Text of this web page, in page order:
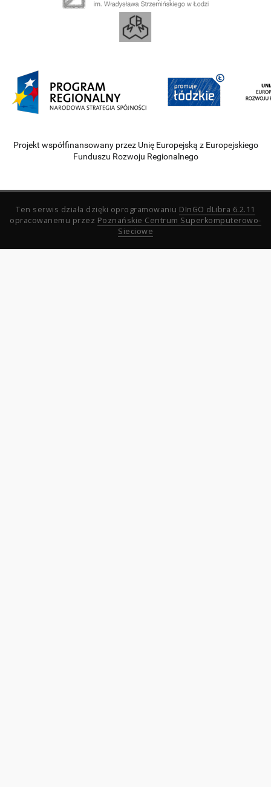
Projekt współfinansowany przez Unię Europejską z Europejskiego
Funduszu Rozwoju Regionalnego
Ten serwis działa dzięki oprogramowaniu DInGO dLibra 6.2.11
opracowanemu przez Poznańskie Centrum Superkomputerowo-
Sieciowe